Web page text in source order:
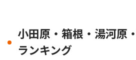
小田原・箱根・湯河原
ランキング